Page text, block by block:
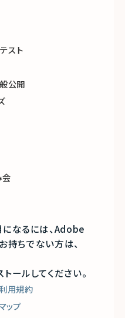
スト
公開
会
なるには、Adobe
お持ちでない方は、
ールしてください。
用規約
ップ